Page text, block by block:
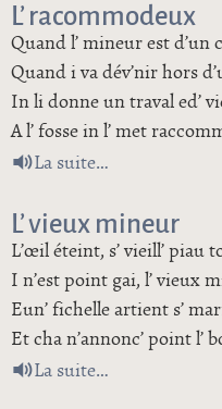
L’ racommodeux
Quand l’ mineur est d’un
Quand i va dév’nir hors
In li donne un traval ed’
A l’ fosse in l’ met
La suitede L’
L’ vieux mineur
L’œil éteint, s’ vieill’ piau
I n’est point gai, l’ vieux
Eun’ fichelle artient s’
Et cha n’annonc’ point l’
La suitede L’ vieux